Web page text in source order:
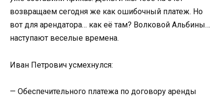
возвращаем сегодня же как ошибочный платеж. Но
вот для арендатора… как её там? Волковой Альбины…
наступают веселые времена.
Иван Петрович усмехнулся:
— Обеспечительного платежа по договору аренды